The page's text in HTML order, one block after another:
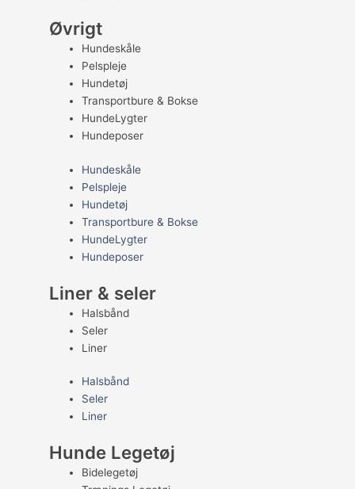
Øvrigt
Hundeskåle
Pelspleje
Hundetøj
Transportbure & Bokse
HundeLygter
Hundeposer
Hundeskåle
Pelspleje
Hundetøj
Transportbure & Bokse
HundeLygter
Hundeposer
Liner & seler
Halsbånd
Seler
Liner
Halsbånd
Seler
Liner
Hunde Legetøj
Bidelegetøj